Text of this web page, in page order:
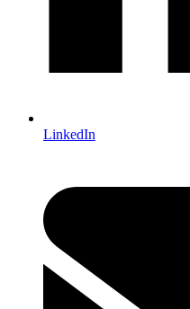
LinkedIn